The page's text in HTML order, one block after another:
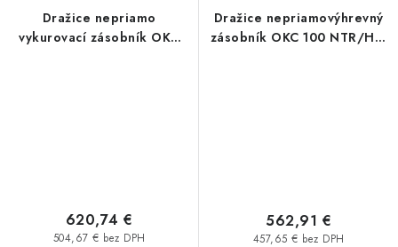
Dražice nepriamo
vykurovací zásobník OKC
504,67 € bez DPH
620,74 €
Dražice nepriamovýhrevný
zásobník OKC 100 NTR/HV,
457,65 € bez DPH
562,91 €